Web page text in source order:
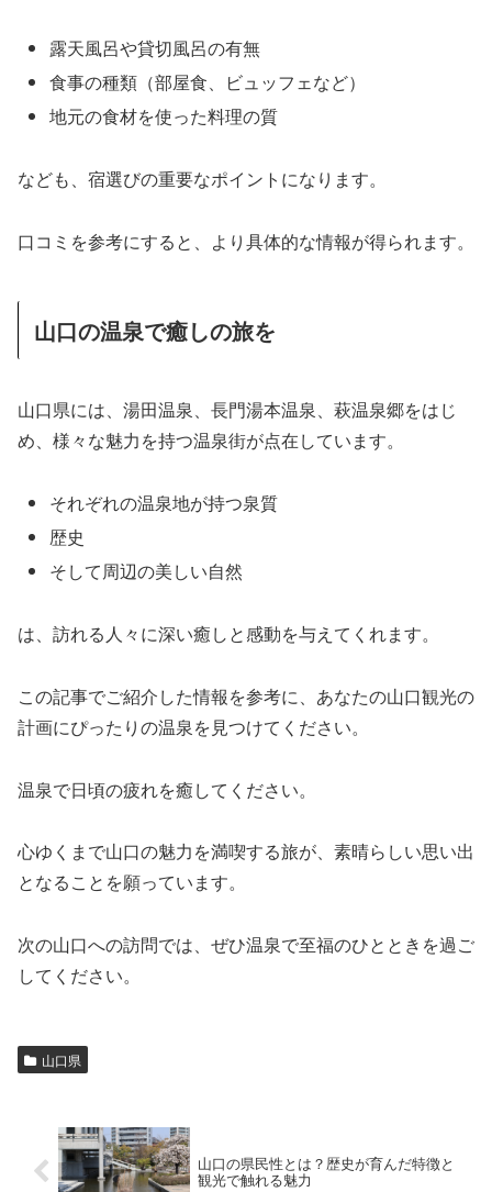
露天風呂や貸切風呂の有無
食事の種類（部屋食、ビュッフェなど）
地元の食材を使った料理の質
なども、宿選びの重要なポイントになります。
口コミを参考にすると、より具体的な情報が得られます。
山口の温泉で癒しの旅を
山口県には、湯田温泉、長門湯本温泉、萩温泉郷をはじ
め、様々な魅力を持つ温泉街が点在しています。
それぞれの温泉地が持つ泉質
歴史
そして周辺の美しい自然
は、訪れる人々に深い癒しと感動を与えてくれます。
この記事でご紹介した情報を参考に、あなたの山口観光の
計画にぴったりの温泉を見つけてください。
温泉で日頃の疲れを癒してください。
心ゆくまで山口の魅力を満喫する旅が、素晴らしい思い出
となることを願っています。
次の山口への訪問では、ぜひ温泉で至福のひとときを過ご
してください。
山口県
山口の県民性とは？歴史が育んだ特徴と
観光で触れる魅力